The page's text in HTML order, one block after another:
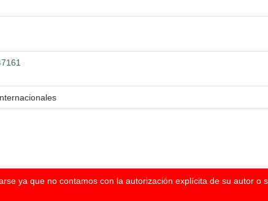
ya que no contamos con la autorización explícita de su autor o